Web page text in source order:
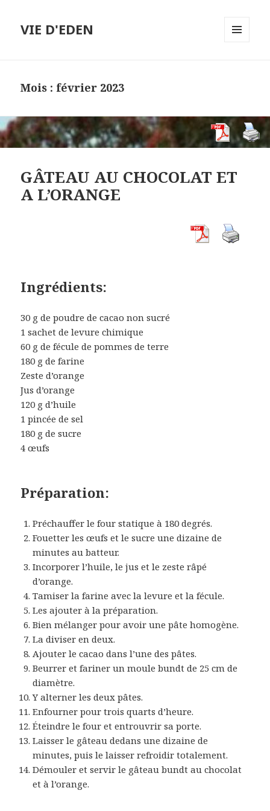
VIE D'EDEN
Mois : février 2023
GÂTEAU AU CHOCOLAT ET
A L’ORANGE
Ingrédients:
30 g de poudre de cacao non sucré
1 sachet de levure chimique
60 g de fécule de pommes de terre
180 g de farine
Zeste d’orange
Jus d’orange
120 g d’huile
1 pincée de sel
180 g de sucre
4 œufs
Préparation:
Préchauffer le four statique à 180 degrés.
Fouetter les œufs et le sucre une dizaine de
minutes au batteur.
Incorporer l’huile, le jus et le zeste râpé
d’orange.
Tamiser la farine avec la levure et la fécule.
Les ajouter à la préparation.
Bien mélanger pour avoir une pâte homogène.
La diviser en deux.
Ajouter le cacao dans l’une des pâtes.
Beurrer et fariner un moule bundt de 25 cm de
diamètre.
Y alterner les deux pâtes.
Enfourner pour trois quarts d’heure.
Éteindre le four et entrouvrir sa porte.
Laisser le gâteau dedans une dizaine de
minutes, puis le laisser refroidir totalement.
Démouler et servir le gâteau bundt au chocolat
et à l’orange.